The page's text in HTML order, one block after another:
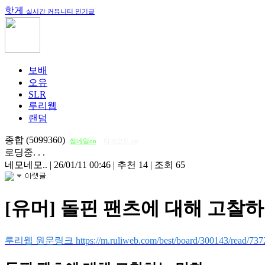
핫게 실시간 커뮤니티 인기글
보배
오유
SLR
루리웹
랜덤
종합 (5099360) 썸네일on
로딩중. . .
네모네모.. | 26/01/11 00:46 | 추천 14 | 조회 65
[유머] 돌핀 팬츠에 대해 고찰
루리웹 원문링크 https://m.ruliweb.com/best/board/300143/read/